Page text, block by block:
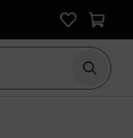
Suche